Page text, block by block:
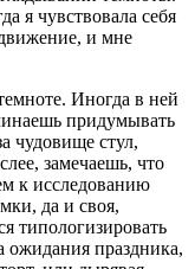
я чувствовала себя
и мне
Иногда в ней
придумывать
чудовище стул,
замечаешь, что
к исследованию
да и своя,
типологизировать
ожидания праздника,